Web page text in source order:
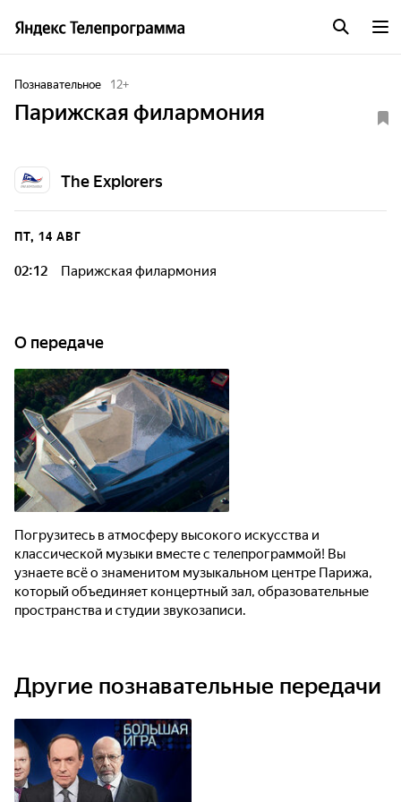
Познавательное 12+
Парижская филармония
The Explorers
ПТ, 14 АВГ
02:12 Парижская филармония
О передаче
Погрузитесь в атмосферу высокого искусства и
классической музыки вместе с телепрограммой! Вы
узнаете всё о знаменитом музыкальном центре Парижа,
который объединяет концертный зал, образовательные
пространства и студии звукозаписи.
Другие познавательные передачи